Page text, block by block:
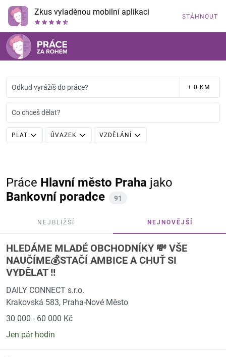
Zkus vyladěnou mobilní aplikaci STÁHNOUT
Odkud vyrážíš do práce? + 0 KM
Co chceš dělat?
PLAT ÚVAZEK VZDĚLÁNÍ
Práce Hlavní město Praha jako
Bankovní poradce
91
NEJBLIŽŠÍ NEJNOVĚJŠÍ
HLEDÁME MLADÉ OBCHODNÍKY 💸 VŠE
NAUČÍME💰STAČÍ AMBICE A CHUŤ SI
VYDĚLAT !!
DAILY CONNECT s.r.o.
Krakovská 583, Praha-Nové Město
30 000 - 60 000 Kč
Jen pár hodin